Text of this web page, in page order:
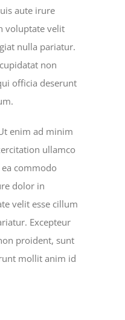
aute irure
voluptate velit
nulla pariatur.
non
officia deserunt
enim ad minim
ullamco
commodo
dolor in
velit esse cillum
Excepteur
proident, sunt
mollit anim id